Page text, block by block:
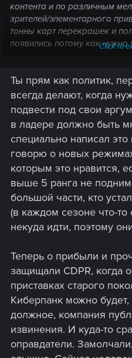
контента и по различным
зрителей/элементарного
тонны карт перекрашек и
появились потому как нужно
Ну и экономика отвратная
Очень часто нытье это
всегда будет мало. Игра в
день всегда приестся.
недостижим (даже баланс
меты и смены царя горы
даже 50% их) одновременно
это работает. На любую
Гвинт в этом точно не
подыхают так как в этом
Даже громким релизам
Legends.
постоянный онлайн (что бы
колличество режимов) и
всякие решения в стиле
просто не хотят это
это прямым текстом).
Гвинт это спокойная кки со
неспешным развитием. Она
онлайну и хайпу) и думаю
устраивает. И скажу
Click to
Ты прям как политик,
всегда делают, когда
подвести под свои
в ладере должно быть
специально написал это
говорю о новых
которым это нравится,
выше 5 ранга не
большой части, кто
(в каждом сезоне что-
некуда идти, поэтому
Теперь о прибыли и
защищали CDPR, когда
приставках старого
Киберпанк можно будет,
должное, компания
извинения. И куда-то
оправдатели.